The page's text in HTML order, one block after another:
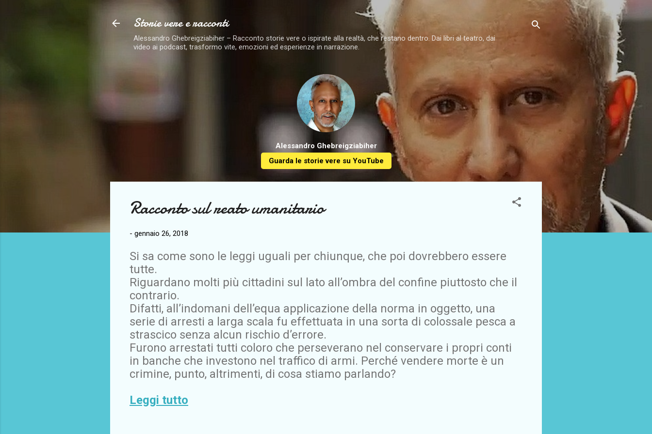
Passa ai contenuti principali
Storie vere e racconti
Alessandro Ghebreigziabiher – Racconto storie vere o ispirate alla realtà, che restano dentro. Dai libri al teatro, dai
video ai podcast, trasformo vite, emozioni ed esperienze in narrazione.
Alessandro Ghebreigziabiher
Guarda le storie vere su YouTube
Racconto sul reato umanitario
- gennaio 26, 2018
Si sa come sono le leggi uguali per chiunque, che poi dovrebbero essere
tutte.
Riguardano molti più cittadini sul lato all’ombra del confine piuttosto che il
contrario.
Difatti, all’indomani dell’equa applicazione della norma in oggetto, una
serie di arresti a larga scala fu effettuata in una sorta di colossale pesca a
strascico senza alcun rischio d’errore.
Furono arrestati tutti coloro che perseverano nel conservare i propri conti
in banche che investono nel traffico di armi. Perché vendere morte è un
crimine, punto, altrimenti, di cosa stiamo parlando?
Leggi tutto